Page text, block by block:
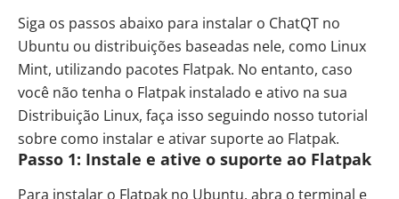
Siga os passos abaixo para instalar o ChatQT no
Ubuntu ou distribuições baseadas nele, como Linux
Mint, utilizando pacotes Flatpak. No entanto, caso
você não tenha o Flatpak instalado e ativo na sua
Distribuição Linux, faça isso seguindo nosso tutorial
sobre como instalar e ativar suporte ao Flatpak.
Passo 1: Instale e ative o suporte ao Flatpak
Para instalar o Flatpak no Ubuntu, abra o terminal e